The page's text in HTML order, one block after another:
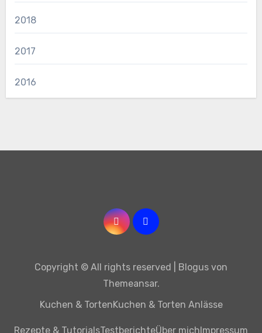
2018
2017
2016
Copyright © All rights reserved Blogus von
Themeansar.
Kuchen & TortenKuchen & Torten Anlässe
Rezepte & TutorialsTestberichteÜber mich Impressum